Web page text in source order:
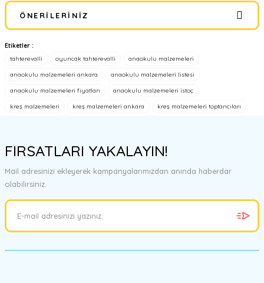
Yorum Yaz
ÖNERILERINIZ
Bu ürünün fiyat bilgisi, resim, ürün açıklamalarında ve diğer
konularda yetersiz gördüğünüz noktaları öneri formunu kullanarak
tarafımıza iletebilirsiniz.
Ürün bilgilerinde hatalar bulunuyor.
Bu ürüne benzer farklı alternatifler olmalı.
Etiketler :
tahterevalli
oyuncak tahterevalli anaokulu malzemeleri
anaokulu malzemeleri ankara anaokulu malzemeleri listesi
anaokulu malzemeleri fiyatları anaokulu malzemeleri istoç
kreş malzemeleri kreş malzemeleri ankara kreş malzemeleri toptancıları
FIRSATLARI YAKALAYIN!
Mail adresinizi ekleyerek kampanyalarımızdan anında haberdar
olabilirsiniz.